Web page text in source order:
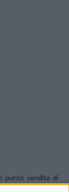
punto vendita di